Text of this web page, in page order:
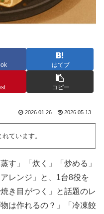
はてブ
コピー
2026.01.26 2026.05.13
ています。
す」「炊く」「炒める」
レンジ」と、1台8役を
き目がつく」と話題のレ
は作れるの？」「冷凍餃